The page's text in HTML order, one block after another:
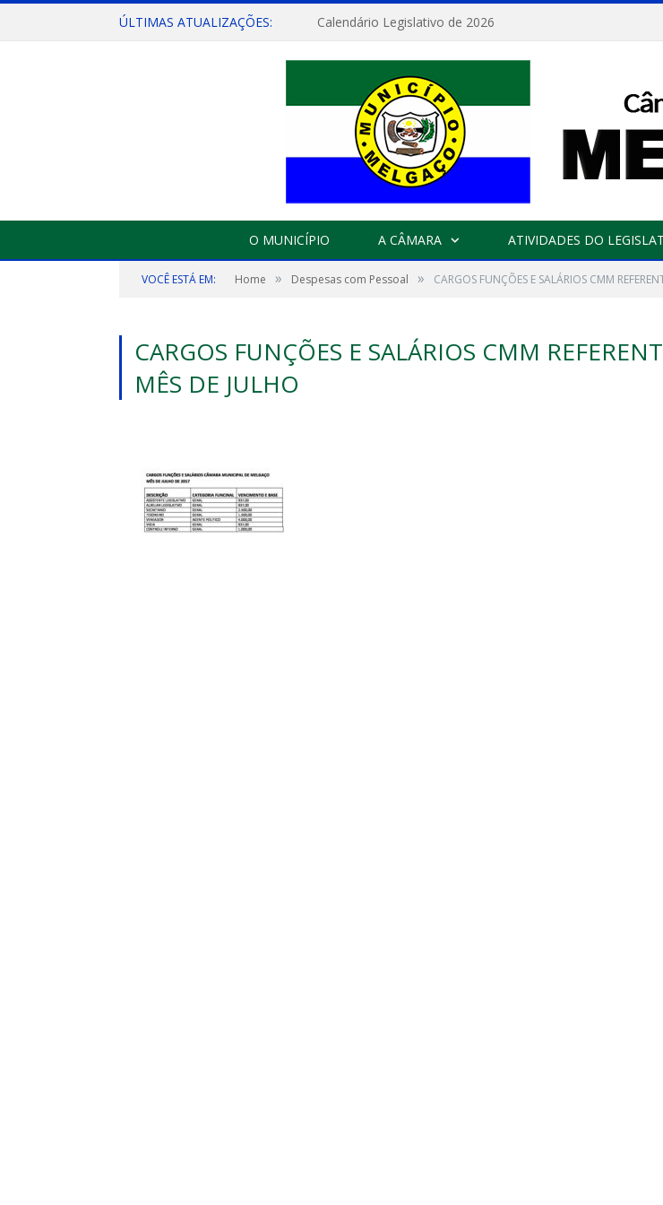
ÚLTIMAS ATUALIZAÇÕES: Calendário Legislativo de 2026
O MUNICÍPIO A CÂMARA ATIVIDADES DO
VOCÊ ESTÁ EM: Home » Despesas com Pessoal » CARGOS FUNÇÕES E SALÁRIOS CMM
CARGOS FUNÇÕES E SALÁRIOS CMM
MÊS DE JULHO